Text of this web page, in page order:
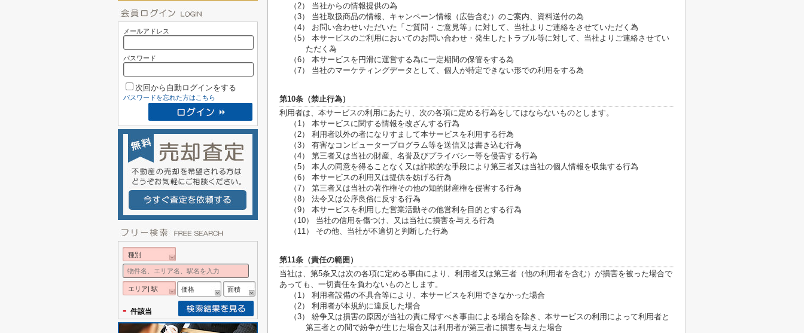
（2） 当社からの情報提供の為
（3） 当社取扱商品の情報、キャンペーン情報（広告含む）のご案内、資料送付の為
（4） お問い合わせいただいた「ご質問・ご意見等」に対して、当社よりご連絡をさせていただく為
（5） 本サービスのご利用においてのお問い合わせ・発生したトラブル等に対して、当社よりご連絡させてい
ただく為
（6） 本サービスを円滑に運営する為に一定期間の保管をする為
（7） 当社のマーケティングデータとして、個人が特定できない形での利用をする為
第10条（禁止行為）
利用者は、本サービスの利用にあたり、次の各項に定める行為をしてはならないものとします。
（1） 本サービスに関する情報を改ざんする行為
（2） 利用者以外の者になりすまして本サービスを利用する行為
（3） 有害なコンピュータープログラム等を送信又は書き込む行為
（4） 第三者又は当社の財産、名誉及びプライバシー等を侵害する行為
（5） 本人の同意を得ることなく又は詐欺的な手段により第三者又は当社の個人情報を収集する行為
（6） 本サービスの利用又は提供を妨げる行為
（7） 第三者又は当社の著作権その他の知的財産権を侵害する行為
（8） 法令又は公序良俗に反する行為
（9） 本サービスを利用した営業活動その他営利を目的とする行為
（10） 当社の信用を傷つけ、又は当社に損害を与える行為
（11） その他、当社が不適切と判断した行為
第11条（責任の範囲）
当社は、第5条又は次の各項に定める事由により、利用者又は第三者（他の利用者を含む）が損害を被った場合で
あっても、一切責任を負わないものとします。
（1） 利用者設備の不具合等により、本サービスを利用できなかった場合
（2） 利用者が本規約に違反した場合
（3） 紛争又は損害の原因が当社の責に帰すべき事由による場合を除き、本サービスの利用によって利用者と
第三者との間で紛争が生じた場合又は利用者が第三者に損害を与えた場合
メールアドレス
パスワード
次回から自動ログインをする
パスワードを忘れた方はこちら
種別
エリア| 駅 価格 面積
- 件該当